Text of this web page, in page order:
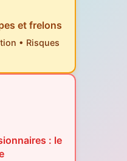
et frelons
• Risques
: le